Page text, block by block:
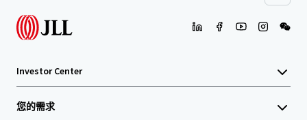
Investor Center
您的需求